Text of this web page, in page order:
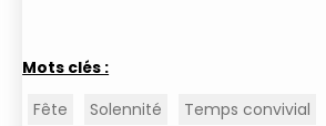
Mots clés :
Fête
Solennité Temps convivial